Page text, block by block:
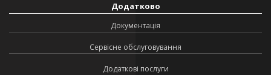
Додатково
Документація
Сервісне обслуговування
Додаткові послуги